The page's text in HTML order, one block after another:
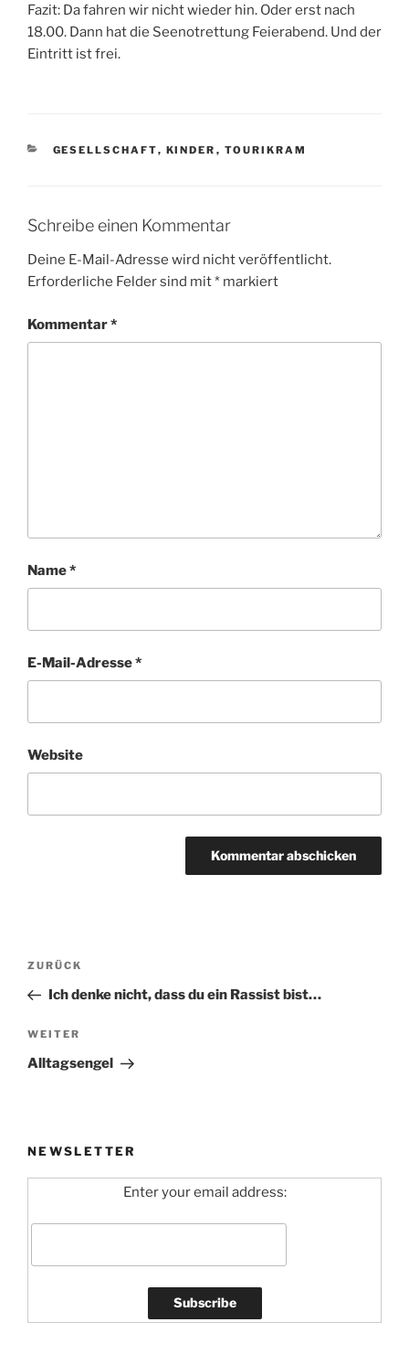
Fazit: Da fahren wir nicht wieder hin. Oder erst nach
18.00. Dann hat die Seenotrettung Feierabend. Und der
Eintritt ist frei.
KATEGORIEN
GESELLSCHAFT, KINDER , TOURIKRAM
Schreibe einen Kommentar
Deine E-Mail-Adresse wird nicht veröffentlicht.
Erforderliche Felder sind mit* markiert
Kommentar*
Name*
E-Mail-Adresse*
Website
Beitragsnavigation
Vorheriger
Beitrag
ZURÜCK
Ich denke nicht, dass du ein Rassist bist…
Nächster
Beitrag
WEITER
Alltagsengel
NEWSLETTER
Enter your email address: